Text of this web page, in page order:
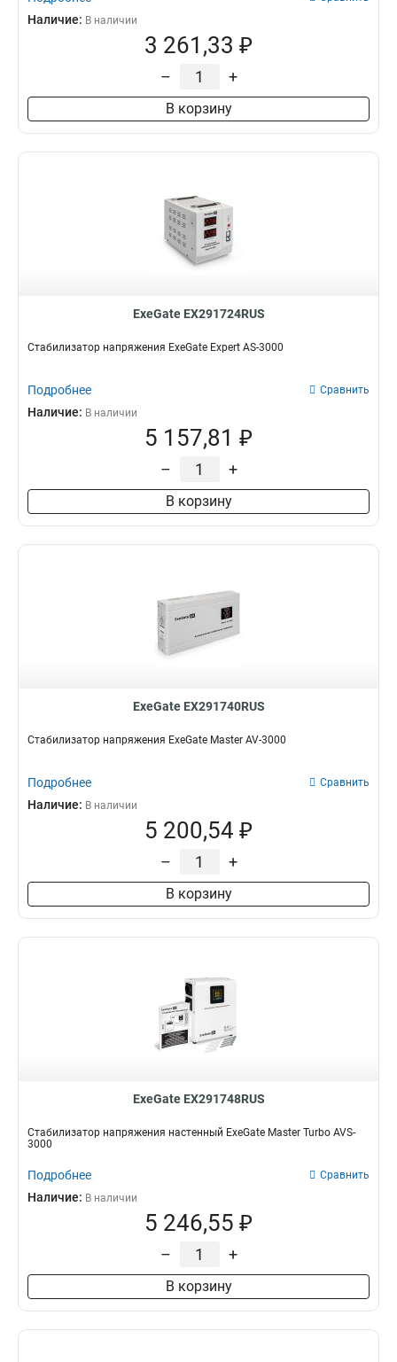
Наличие: В наличии
3 261,33 ₽
– +
В корзину
ExeGate EX291724RUS
Стабилизатор напряжения ExeGate Expert AS-3000
Подробнее Сравнить
Наличие: В наличии
5 157,81 ₽
– +
В корзину
ExeGate EX291740RUS
Стабилизатор напряжения ExeGate Master AV-3000
Подробнее Сравнить
Наличие: В наличии
5 200,54 ₽
– +
В корзину
ExeGate EX291748RUS
Стабилизатор напряжения настенный ExeGate Master Turbo AVS-
3000
Подробнее Сравнить
Наличие: В наличии
5 246,55 ₽
– +
В корзину